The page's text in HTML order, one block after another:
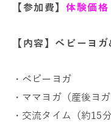
【参加費】 体験価
【内容】ベビーヨ
・ベビーヨガ
・ママヨガ（産後ヨガ
・交流タイム（約15